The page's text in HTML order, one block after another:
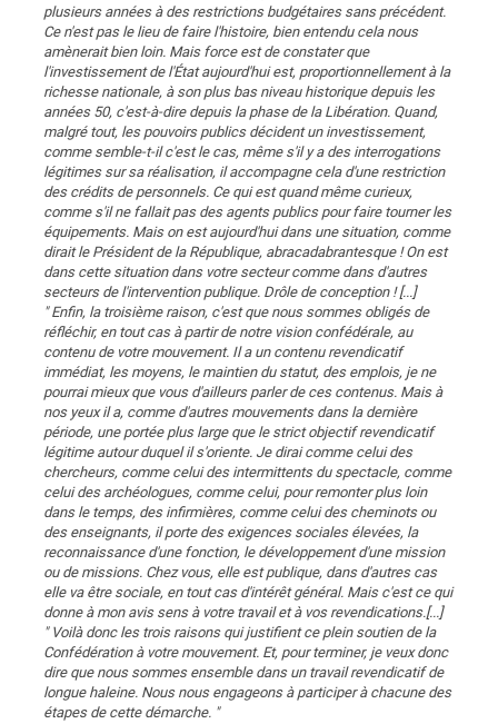
plusieurs années à des restrictions budgétaires sans précédent.
Ce n'est pas le lieu de faire l'histoire, bien entendu cela nous
amènerait bien loin. Mais force est de constater que
l'investissement de l'État aujourd'hui est, proportionnellement à la
richesse nationale, à son plus bas niveau historique depuis les
années 50, c'est-à-dire depuis la phase de la Libération. Quand,
malgré tout, les pouvoirs publics décident un investissement,
comme semble-t-il c'est le cas, même s'il y a des interrogations
légitimes sur sa réalisation, il accompagne cela d'une restriction
des crédits de personnels. Ce qui est quand même curieux,
comme s'il ne fallait pas des agents publics pour faire tourner les
équipements. Mais on est aujourd'hui dans une situation, comme
dirait le Président de la République, abracadabrantesque ! On est
dans cette situation dans votre secteur comme dans d'autres
secteurs de l'intervention publique. Drôle de conception ! [...]
" Enfin, la troisième raison, c'est que nous sommes obligés de
réfléchir, en tout cas à partir de notre vision confédérale, au
contenu de votre mouvement. Il a un contenu revendicatif
immédiat, les moyens, le maintien du statut, des emplois, je ne
pourrai mieux que vous d'ailleurs parler de ces contenus. Mais à
nos yeux il a, comme d'autres mouvements dans la dernière
période, une portée plus large que le strict objectif revendicatif
légitime autour duquel il s'oriente. Je dirai comme celui des
chercheurs, comme celui des intermittents du spectacle, comme
celui des archéologues, comme celui, pour remonter plus loin
dans le temps, des infirmières, comme celui des cheminots ou
des enseignants, il porte des exigences sociales élevées, la
reconnaissance d'une fonction, le développement d'une mission
ou de missions. Chez vous, elle est publique, dans d'autres cas
elle va être sociale, en tout cas d'intérêt général. Mais c'est ce qui
donne à mon avis sens à votre travail et à vos revendications.[...]
" Voilà donc les trois raisons qui justifient ce plein soutien de la
Confédération à votre mouvement. Et, pour terminer, je veux donc
dire que nous sommes ensemble dans un travail revendicatif de
longue haleine. Nous nous engageons à participer à chacune des
étapes de cette démarche. "